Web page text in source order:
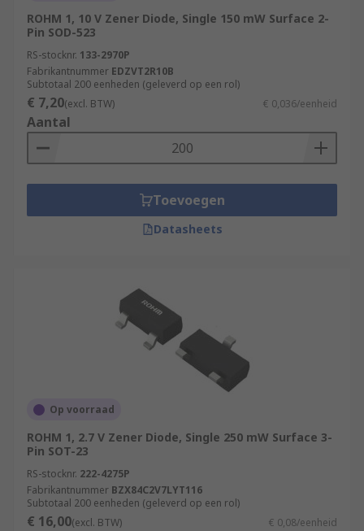
ROHM 1, 10 V Zener Diode, Single 150 mW Surface 2-
Pin SOD-523
RS-stocknr. 133-2970P
Fabrikantnummer EDZVT2R10B
Subtotaal 200 eenheden (geleverd op een rol)
€ 7,20(excl. BTW) € 0,036/eenheid
Aantal
Toevoegen
Datasheets
Op voorraad
ROHM 1, 2.7 V Zener Diode, Single 250 mW Surface 3-
Pin SOT-23
RS-stocknr. 222-4275P
Fabrikantnummer BZX84C2V7LYT116
Subtotaal 200 eenheden (geleverd op een rol)
€ 16,00(excl. BTW) € 0,08/eenheid